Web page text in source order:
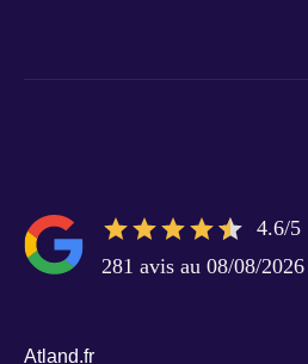
4.6/5
281 avis au 08/08/2026
Atland.fr